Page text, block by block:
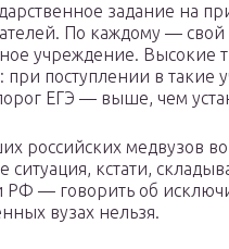
задание на
По каждому —
учреждение. Высокие
при поступлении в такие
ЕГЭ — выше, чем
российских медвузов
ситуация, кстати,
— говорить об
вузах нельзя.